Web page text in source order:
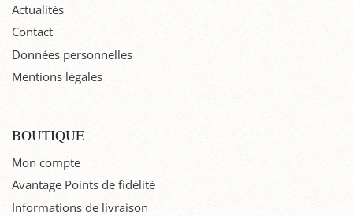
Actualités
Contact
Données personnelles
Mentions légales
BOUTIQUE
Mon compte
Avantage Points de fidélité
Informations de livraison